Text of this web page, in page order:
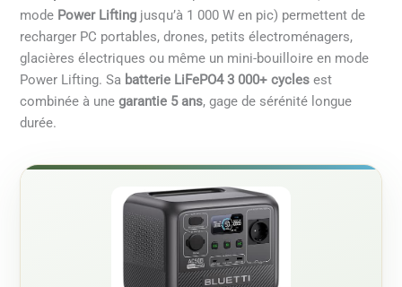
mode Power Lifting jusqu’à 1 000 W en pic) permettent de
recharger PC portables, drones, petits électroménagers,
glacières électriques ou même un mini-bouilloire en mode
Power Lifting. Sa batterie LiFePO4 3 000+ cycles est
combinée à unegarantie 5 ans, gage de sérénité longue
durée.